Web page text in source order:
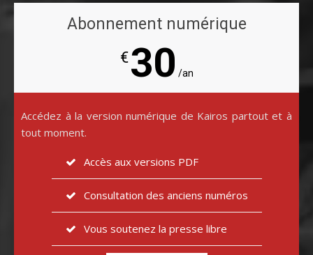
Abonnement numérique
€30 /an
Accédez à la version numérique de Kairos partout et à
tout moment.
Accès aux versions PDF
Consultation des anciens numéros
Vous soutenez la presse libre